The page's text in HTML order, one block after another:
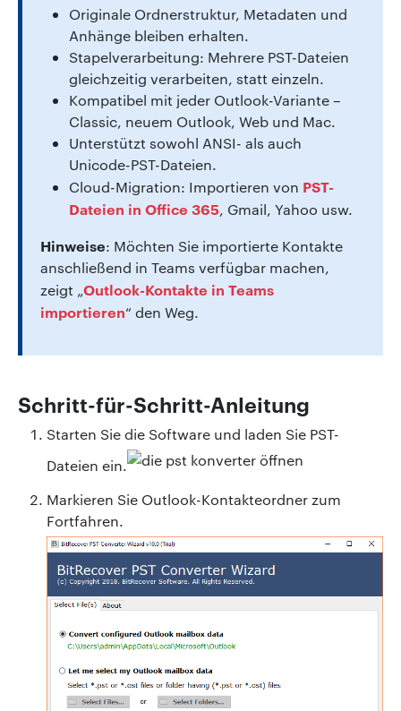
Originale Ordnerstruktur, Metadaten und
Anhänge bleiben erhalten.
Stapelverarbeitung: Mehrere PST-Dateien
gleichzeitig verarbeiten, statt einzeln.
Kompatibel mit jeder Outlook-Variante –
Classic, neuem Outlook, Web und Mac.
Unterstützt sowohl ANSI- als auch
Unicode-PST-Dateien.
Cloud-Migration: Importieren von PST-
Dateien in Office 365, Gmail, Yahoo usw.
Hinweise: Möchten Sie importierte Kontakte
anschließend in Teams verfügbar machen,
zeigt „Outlook-Kontakte in Teams
importieren“ den Weg.
Schritt-für-Schritt-Anleitung
Starten Sie die Software und laden Sie PST-
Dateien ein.
Markieren Sie Outlook-Kontakteordner zum
Fortfahren.